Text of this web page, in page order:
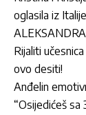
oglasila iz Italije
Rijaliti
ovo desiti!
Anđelin
“Osijedićeš sa